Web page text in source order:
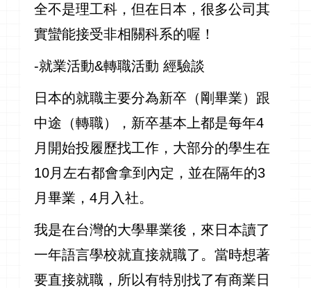
全不是理工科，但在日本，很多公司其
實蠻能接受非相關科系的喔！
-就業活動&轉職活動 經驗談
日本的就職主要分為新卒（剛畢業）跟
中途（轉職），新卒基本上都是每年4
月開始投履歷找工作，大部分的學生在
10月左右都會拿到內定，並在隔年的3
月畢業，4月入社。
我是在台灣的大學畢業後，來日本讀了
一年語言學校就直接就職了。當時想著
要直接就職，所以有特別找了有商業日